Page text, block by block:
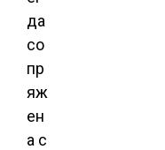
да
со
пр
яж
ен
а с